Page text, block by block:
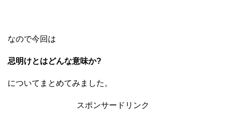
なので今回は
忌明けとはどんな意味か?
についてまとめてみました。
スポンサードリンク